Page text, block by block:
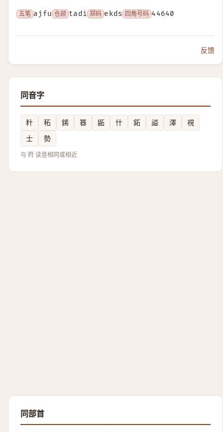
五笔 ajfu 仓颉 tadi 郑码 ekds 四角号码 44640
反馈
同音字
籵 䄷 䤭 簭 鼫 什 鉐 謚 澤
視
士
勢
与 莳 读音相同或相近
同部首